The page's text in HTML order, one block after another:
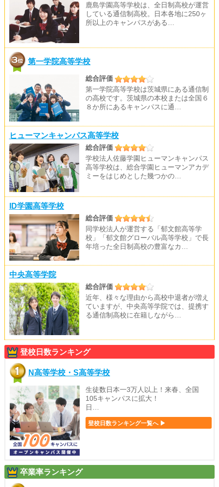
鹿島学園高等学校は、全日制高校が運営
している通信制高校。日本各地に250ヶ
所以上のキャンパスがある…
第一学院高等学校
総合評価
第一学院高等学校は茨城県にある通信制
の高校です。茨城県の本校または全国６
８か所にあるキャンパスに通…
ヒューマンキャンパス高等学校
総合評価
学校法人佐藤学園ヒューマンキャンパス
高等学校は、総合学園ヒューマンアカデ
ミーをはじめとした幾つかの…
ID学園高等学校
総合評価
同学校法人が運営する「郁文館高等学
校」「郁文館グローバル高等学校」で長
年培った全日制高校の豊富なカ…
中央高等学院
総合評価
近年、様々な理由から高校中退者が増え
ていますが、中央高等学院では、提携す
る通信制高校に在籍しながら…
登校日数ランキング
N高等学校・S高等学校
生徒数日本一3万人以上！来春、全国
105キャンパスに拡大！
日…
登校日数ランキング一覧へ ▶
卒業率ランキング